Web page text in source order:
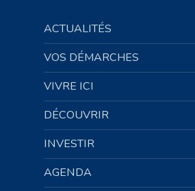
ACTUALITÉS
VOS DÉMARCHES
VIVRE ICI
DÉCOUVRIR
INVESTIR
AGENDA